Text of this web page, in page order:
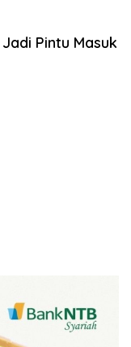
Pintu Masuk